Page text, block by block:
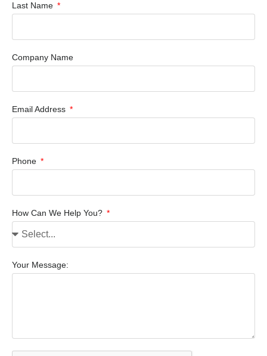
Last Name
Company Name
Email Address
Phone
How Can We Help You?
Your Message: